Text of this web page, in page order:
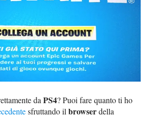
daPS4? Puoi fare quanto ti ho
sfruttando ilbrowserdella